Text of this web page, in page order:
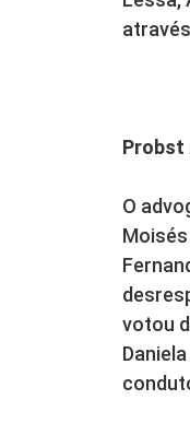
Probst
O
votou